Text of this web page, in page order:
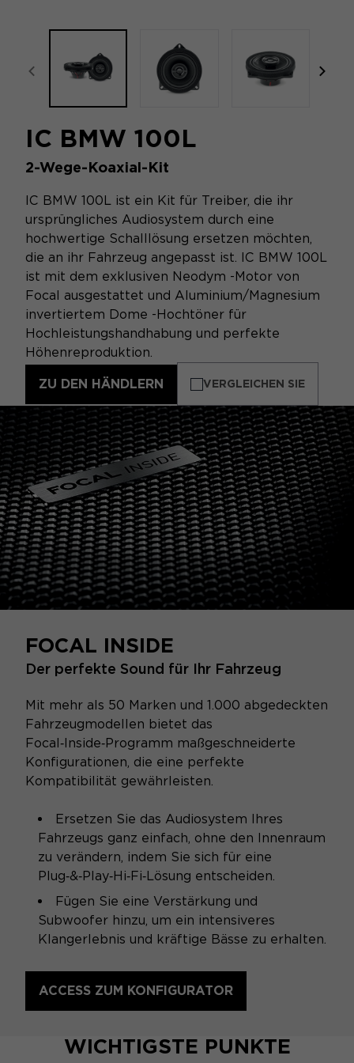
focal-naim-frontent::misc.prev_label
IC BMW 100L
2-Wege-Koaxial-Kit
IC BMW 100L ist ein Kit für Treiber, die ihr
ursprüngliches Audiosystem durch eine
hochwertige Schalllösung ersetzen möchten,
die an ihr Fahrzeug angepasst ist. IC BMW 100L
ist mit dem exklusiven Neodym -Motor von
Focal ausgestattet und Aluminium/Magnesium
invertiertem Dome -Hochtöner für
Hochleistungshandhabung und perfekte
Höhenreproduktion.
ZU DEN HÄNDLERN VERGLEICHEN SIE
FOCAL INSIDE
Der perfekte Sound für Ihr Fahrzeug
Mit mehr als 50 Marken und 1.000 abgedeckten
Fahrzeugmodellen bietet das
Focal‑Inside‑Programm maßgeschneiderte
Konfigurationen, die eine perfekte
Kompatibilität gewährleisten.
Ersetzen Sie das Audiosystem Ihres
Fahrzeugs ganz einfach, ohne den Innenraum
zu verändern, indem Sie sich für eine
Plug‑&‑Play‑Hi‑Fi‑Lösung entscheiden.
Fügen Sie eine Verstärkung und
Subwoofer hinzu, um ein intensiveres
Klangerlebnis und kräftige Bässe zu erhalten.
ACCESS ZUM KONFIGURATOR
WICHTIGSTE PUNKTE